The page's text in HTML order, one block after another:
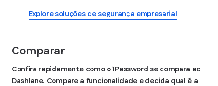
Explore soluções de segurança empresarial
Comparar
Confira rapidamente como o 1Password se compara ao
Dashlane. Compare a funcionalidade e decida qual é a